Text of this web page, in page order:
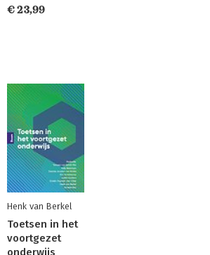
€ 23,99
Henk van Berkel
Toetsen in het
voortgezet
onderwijs